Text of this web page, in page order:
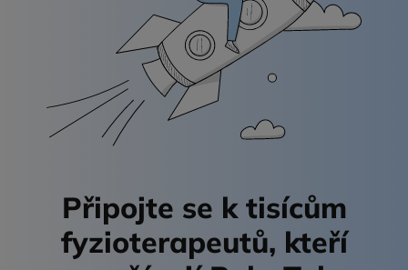
Připojte se k tisícům
fyzioterapeutů, kteří